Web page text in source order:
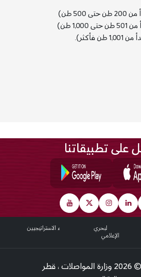
على تطبيقاتنا
النقل البحري
الشركاء الاستراتيجيين
المركز الإعلامي
قطر